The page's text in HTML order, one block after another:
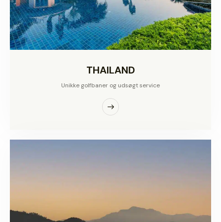
THAILAND
Unikke golfbaner og udsøgt service